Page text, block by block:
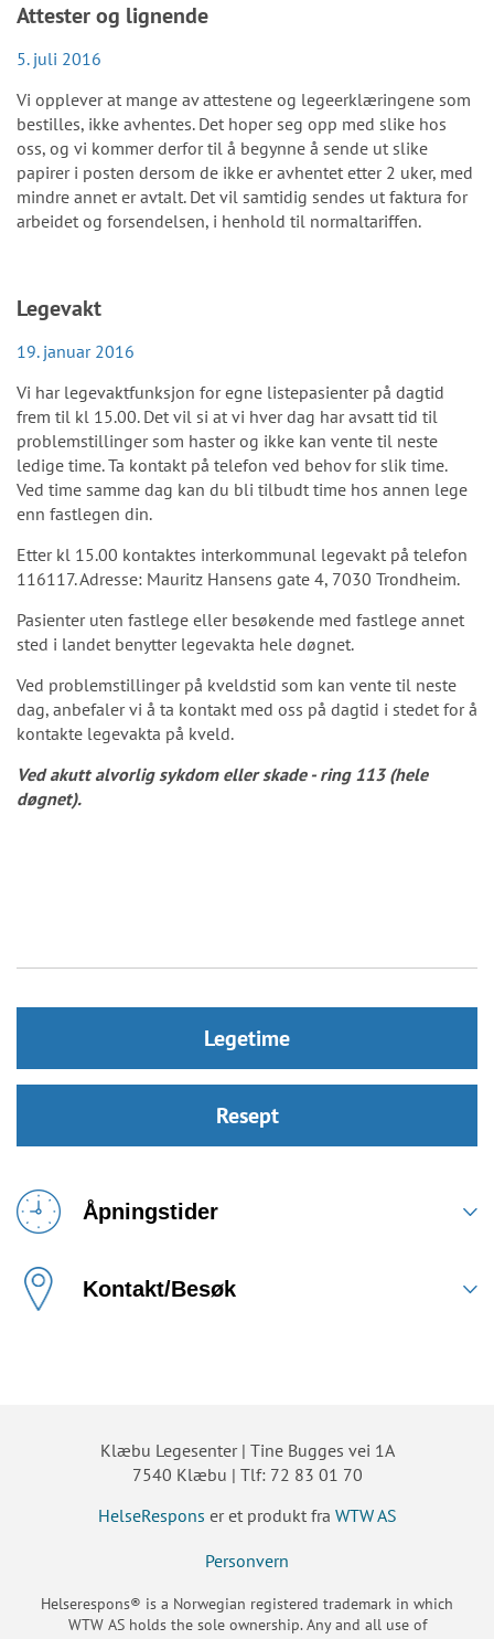
Legetime
Resept
Åpningstider
Kontakt/Besøk
Attester og lignende
5. juli 2016
Vi opplever at mange av attestene og legeerklæringene som
bestilles, ikke avhentes. Det hoper seg opp med slike hos
oss, og vi kommer derfor til å begynne å sende ut slike
papirer i posten dersom de ikke er avhentet etter 2 uker, med
mindre annet er avtalt. Det vil samtidig sendes ut faktura for
arbeidet og forsendelsen, i henhold til normaltariffen.
Legevakt
19. januar 2016
Vi har legevaktfunksjon for egne listepasienter på dagtid
frem til kl 15.00. Det vil si at vi hver dag har avsatt tid til
problemstillinger som haster og ikke kan vente til neste
ledige time. Ta kontakt på telefon ved behov for slik time.
Ved time samme dag kan du bli tilbudt time hos annen lege
enn fastlegen din.
Etter kl 15.00 kontaktes interkommunal legevakt på telefon
116117. Adresse: Mauritz Hansens gate 4, 7030 Trondheim.
Pasienter uten fastlege eller besøkende med fastlege annet
sted i landet benytter legevakta hele døgnet.
Ved problemstillinger på kveldstid som kan vente til neste
dag, anbefaler vi å ta kontakt med oss på dagtid i stedet for å
kontakte legevakta på kveld.
Ved akutt alvorlig sykdom eller skade - ring 113 (hele
døgnet).
Klæbu Legesenter | Tine Bugges vei 1A
7540 Klæbu | Tlf: 72 83 01 70
HelseRespons er et produkt fra WTW AS
Personvern
Helserespons® is a Norwegian registered trademark in which
WTW AS holds the sole ownership. Any and all use of